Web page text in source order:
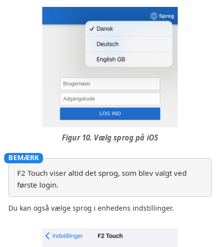
Figur 10. Vælg sprog på iOS
F2 Touch viser altid det sprog, som blev valgt ved
første login.
Du kan også vælge sprog i enhedens indstillinger.